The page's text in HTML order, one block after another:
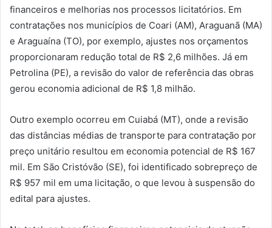
financeiros e melhorias nos processos licitatórios. Em
contratações nos municípios de Coari (AM), Araguanã (MA)
e Araguaína (TO), por exemplo, ajustes nos orçamentos
proporcionaram redução total de R$ 2,6 milhões. Já em
Petrolina (PE), a revisão do valor de referência das obras
gerou economia adicional de R$ 1,8 milhão.
Outro exemplo ocorreu em Cuiabá (MT), onde a revisão
das distâncias médias de transporte para contratação por
preço unitário resultou em economia potencial de R$ 167
mil. Em São Cristóvão (SE), foi identificado sobrepreço de
R$ 957 mil em uma licitação, o que levou à suspensão do
edital para ajustes.